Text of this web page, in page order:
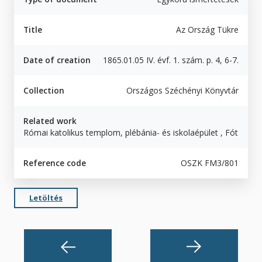
Title Az Ország Tükre
Date of creation 1865.01.05 IV. évf. 1. szám. p. 4, 6-7.
Collection Országos Széchényi Könyvtár
Related work
Római katolikus templom, plébánia- és iskolaépület , Fót
Reference code OSZK FM3/801
Letöltés